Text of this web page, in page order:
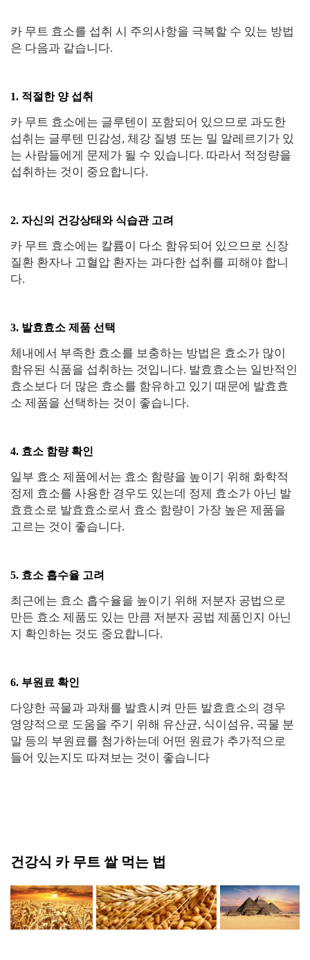
카 무트 효소를 섭취 시 주의사항을 극복할 수 있는 방법
은 다음과 같습니다.
1. 적절한 양 섭취
카 무트 효소에는 글루텐이 포함되어 있으므로 과도한
섭취는 글루텐 민감성, 체강 질병 또는 밀 알레르기가 있
는 사람들에게 문제가 될 수 있습니다. 따라서 적정량을
섭취하는 것이 중요합니다.
2. 자신의 건강상태와 식습관 고려
카 무트 효소에는 칼륨이 다소 함유되어 있으므로 신장
질환 환자나 고혈압 환자는 과다한 섭취를 피해야 합니
다.
3. 발효효소 제품 선택
체내에서 부족한 효소를 보충하는 방법은 효소가 많이
함유된 식품을 섭취하는 것입니다. 발효효소는 일반적인
효소보다 더 많은 효소를 함유하고 있기 때문에 발효효
소 제품을 선택하는 것이 좋습니다.
4. 효소 함량 확인
일부 효소 제품에서는 효소 함량을 높이기 위해 화학적
정제 효소를 사용한 경우도 있는데 정제 효소가 아닌 발
효효소로 발효효소로서 효소 함량이 가장 높은 제품을
고르는 것이 좋습니다.
5. 효소 흡수율 고려
최근에는 효소 흡수율을 높이기 위해 저분자 공법으로
만든 효소 제품도 있는 만큼 저분자 공법 제품인지 아닌
지 확인하는 것도 중요합니다.
6. 부원료 확인
다양한 곡물과 과채를 발효시켜 만든 발효효소의 경우
영양적으로 도움을 주기 위해 유산균, 식이섬유, 곡물 분
말 등의 부원료를 첨가하는데 어떤 원료가 추가적으로
들어 있는지도 따져보는 것이 좋습니다
건강식 카 무트 쌀 먹는 법